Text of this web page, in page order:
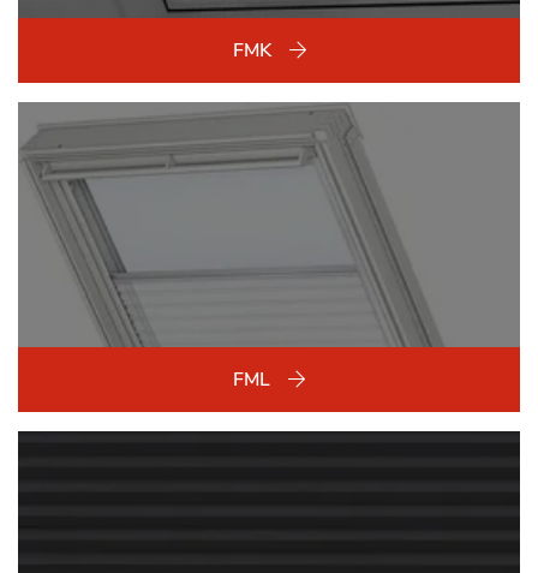
FMK
FML